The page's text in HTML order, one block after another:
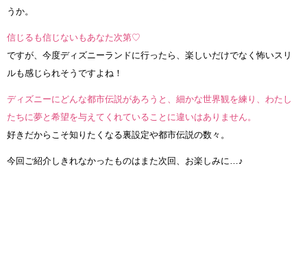
うか。
信じるも信じないもあなた次第♡
ですが、今度ディズニーランドに行ったら、楽しいだけでなく怖いスリ
ルも感じられそうですよね！
ディズニーにどんな都市伝説があろうと、細かな世界観を練り、わたし
たちに夢と希望を与えてくれていることに違いはありません。
好きだからこそ知りたくなる裏設定や都市伝説の数々。
今回ご紹介しきれなかったものはまた次回、お楽しみに…♪